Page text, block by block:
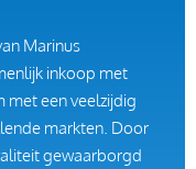
Marinus
inkoop met
met een veelzijdig
markten. Door
gewaarborgd